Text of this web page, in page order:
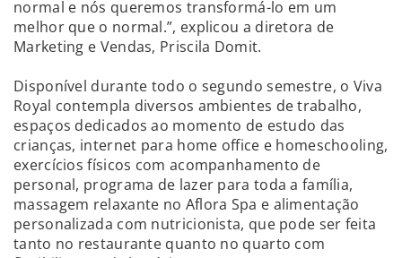
normal e nós queremos transformá-lo em um
melhor que o normal.”, explicou a diretora de
Marketing e Vendas, Priscila Domit.
Disponível durante todo o segundo semestre, o Viva
Royal contempla diversos ambientes de trabalho,
espaços dedicados ao momento de estudo das
crianças, internet para home office e homeschooling,
exercícios físicos com acompanhamento de
personal, programa de lazer para toda a família,
massagem relaxante no Aflora Spa e alimentação
personalizada com nutricionista, que pode ser feita
tanto no restaurante quanto no quarto com